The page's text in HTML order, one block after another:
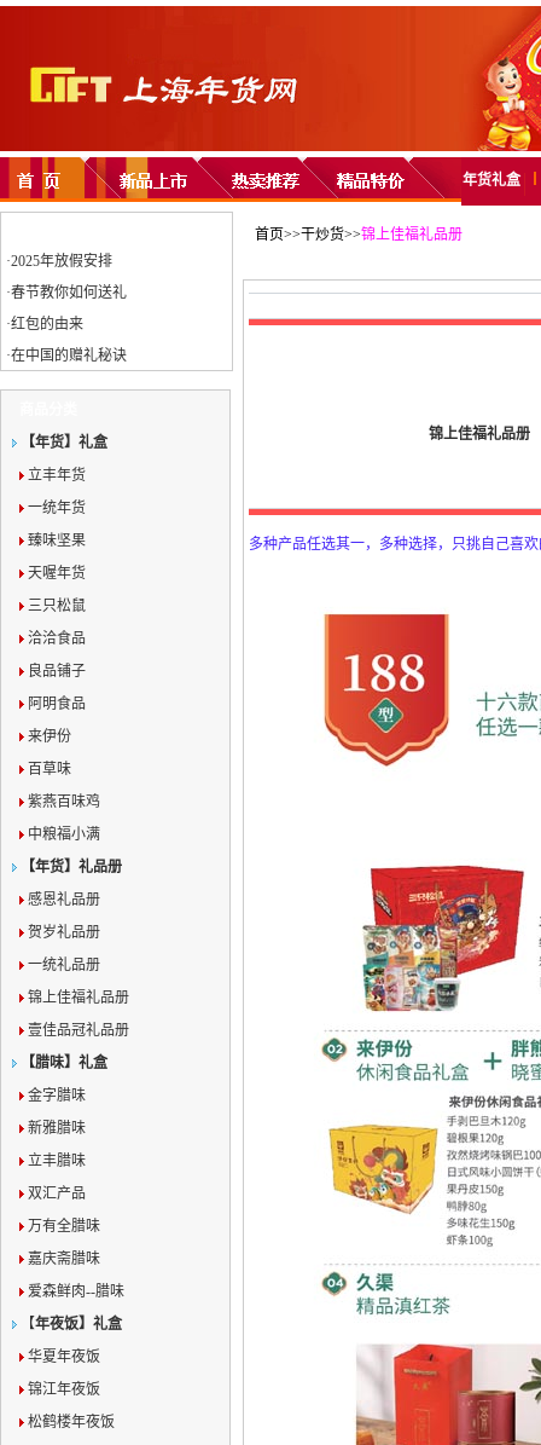
年货礼盒
·2025年放假安排
·春节教你如何送礼
·红包的由来
·在中国的赠礼秘诀
【年货】礼盒
立丰年货
一统年货
臻味坚果
天喔年货
三只松鼠
洽洽食品
良品铺子
阿明食品
来伊份
百草味
紫燕百味鸡
中粮福小满
【年货】礼品册
感恩礼品册
贺岁礼品册
一统礼品册
锦上佳福礼品册
壹佳品冠礼品册
【腊味】礼盒
金字腊味
新雅腊味
立丰腊味
双汇产品
万有全腊味
嘉庆斋腊味
爱森鲜肉--腊味
【年夜饭】礼盒
华夏年夜饭
锦江年夜饭
松鹤楼年夜饭
首页>>干炒货>>锦上佳福礼品册
锦上佳福礼品册
多种产品任选其一，多种选择，只挑自己喜